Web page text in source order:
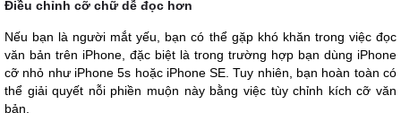
Điều chỉnh cỡ chữ dễ đọc hơn
Nếu bạn là người mắt yếu, bạn có thể gặp khó khăn trong việc đọc
văn bản trên iPhone, đặc biệt là trong trường hợp bạn dùng iPhone
cỡ nhỏ như iPhone 5s hoặc iPhone SE. Tuy nhiên, bạn hoàn toàn có
thể giải quyết nỗi phiền muộn này bằng việc tùy chỉnh kích cỡ văn
bản.